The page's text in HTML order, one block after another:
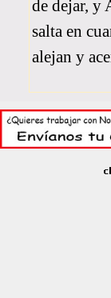
de dejar, y
salta en
alejan y